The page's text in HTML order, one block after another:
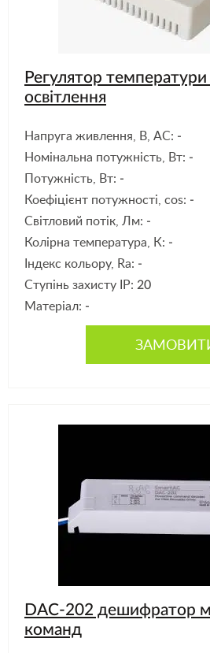
Регулятор
освітлення
Напруга живлення, В, АС: -
Номінальна потужність, Вт: -
Потужність, Вт: -
Коефіцієнт потужності, cos: -
Світловий потік, Лм: -
Колірна температура, К: -
Індекс кольору, Ra: -
Ступінь захисту IP: 20
Матеріал: -
DAC-202 дешифратор
команд